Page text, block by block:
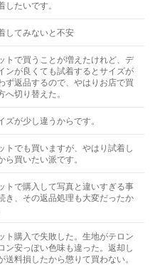
したいです。
してみないと不安
トで買うことが増えたけれど、デ
ンが良くても試着するとサイズが
ず返品するので、やはりお店で買
へ切り替えた。
ズが少し違うからです。
トでも買いますが、やはり試着し
ら買いたい派です。
トで購入して写真と違いすぎる事
き、その返品処理も大変だったか
ト購入で失敗した。生地がテロン
ン安っぽい色味も違った。返却し
送料損したから懲りて買わない。